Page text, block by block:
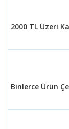
Ürün
2000 TL Üzeri
Binlerce Ürün